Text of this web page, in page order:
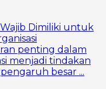
Dimiliki untuk
penting dalam
menjadi tindakan
besar ...